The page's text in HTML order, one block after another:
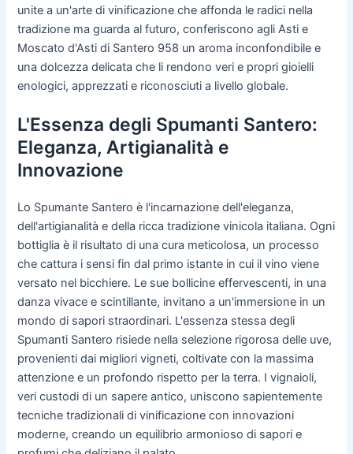
unite a un'arte di vinificazione che affonda le radici nella
tradizione ma guarda al futuro, conferiscono agli Asti e
Moscato d'Asti di Santero 958 un aroma inconfondibile e
una dolcezza delicata che li rendono veri e propri gioielli
enologici, apprezzati e riconosciuti a livello globale.
L'Essenza degli Spumanti Santero:
Eleganza, Artigianalità e
Innovazione
Lo Spumante Santero è l'incarnazione dell'eleganza,
dell'artigianalità e della ricca tradizione vinicola italiana. Ogni
bottiglia è il risultato di una cura meticolosa, un processo
che cattura i sensi fin dal primo istante in cui il vino viene
versato nel bicchiere. Le sue bollicine effervescenti, in una
danza vivace e scintillante, invitano a un'immersione in un
mondo di sapori straordinari. L'essenza stessa degli
Spumanti Santero risiede nella selezione rigorosa delle uve,
provenienti dai migliori vigneti, coltivate con la massima
attenzione e un profondo rispetto per la terra. I vignaioli,
veri custodi di un sapere antico, uniscono sapientemente
tecniche tradizionali di vinificazione con innovazioni
moderne, creando un equilibrio armonioso di sapori e